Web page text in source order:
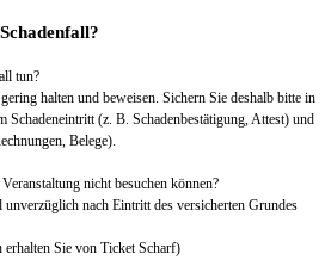
tun?
halten und beweisen. Sichern Sie deshalb bitte in
Schadeneintritt (z. B. Schadenbestätigung, Attest) und
Belege).
nicht besuchen können?
nach Eintritt des versicherten Grundes
erhalten Sie von Ticket Scharf)